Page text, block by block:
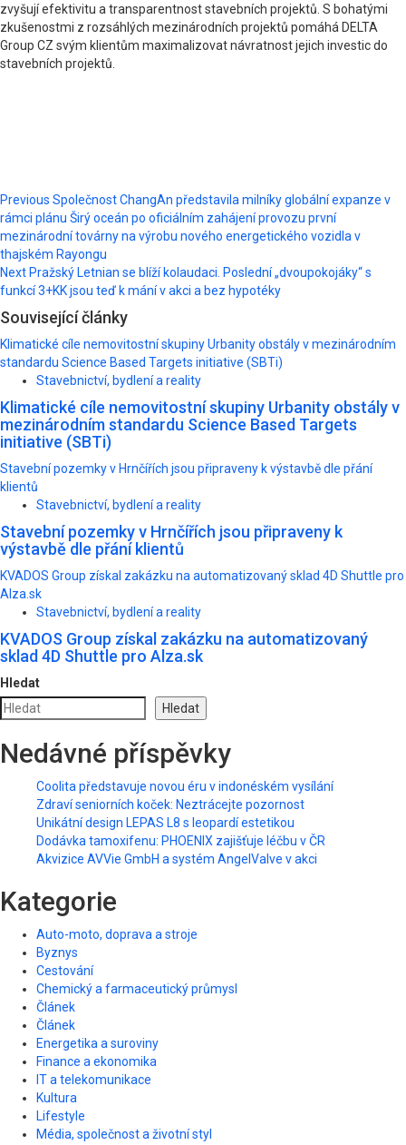
zvyšují efektivitu a transparentnost stavebních projektů. S bohatými
zkušenostmi z rozsáhlých mezinárodních projektů pomáhá DELTA
Group CZ svým klientům maximalizovat návratnost jejich investic do
stavebních projektů.
Post
navigation
Previous Společnost ChangAn představila milníky globální expanze v
rámci plánu Širý oceán po oficiálním zahájení provozu první
mezinárodní továrny na výrobu nového energetického vozidla v
thajském Rayongu
Next Pražský Letnian se blíží kolaudaci. Poslední „dvoupokojáky“ s
funkcí 3+KK jsou teď k mání v akci a bez hypotéky
Související články
Klimatické cíle nemovitostní skupiny Urbanity obstály v mezinárodním
standardu Science Based Targets initiative (SBTi)
Stavebnictví, bydlení a reality
Klimatické cíle nemovitostní skupiny Urbanity obstály v
mezinárodním standardu Science Based Targets
initiative (SBTi)
Stavební pozemky v Hrnčířích jsou připraveny k výstavbě dle přání
klientů
Stavebnictví, bydlení a reality
Stavební pozemky v Hrnčířích jsou připraveny k
výstavbě dle přání klientů
KVADOS Group získal zakázku na automatizovaný sklad 4D Shuttle pro
Alza.sk
Stavebnictví, bydlení a reality
KVADOS Group získal zakázku na automatizovaný
sklad 4D Shuttle pro Alza.sk
Hledat
Hledat
Nedávné příspěvky
Coolita představuje novou éru v indonéském vysílání
Zdraví seniorních koček: Neztrácejte pozornost
Unikátní design LEPAS L8 s leopardí estetikou
Dodávka tamoxifenu: PHOENIX zajišťuje léčbu v ČR
Akvizice AVVie GmbH a systém AngelValve v akci
Kategorie
Auto-moto, doprava a stroje
Byznys
Cestování
Chemický a farmaceutický průmysl
Článek
Článek
Energetika a suroviny
Finance a ekonomika
IT a telekomunikace
Kultura
Lifestyle
Média, společnost a životní styl